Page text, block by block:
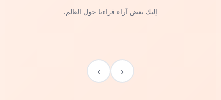
إليك بعض آراء قراءنا حول العالم.
‹
›